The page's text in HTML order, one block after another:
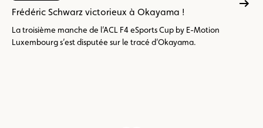
Frédéric Schwarz victorieux à Okayama !
La troisième manche de l’ACL F4 eSports Cup by E-Motion
Luxembourg s’est disputée sur le tracé d’Okayama.